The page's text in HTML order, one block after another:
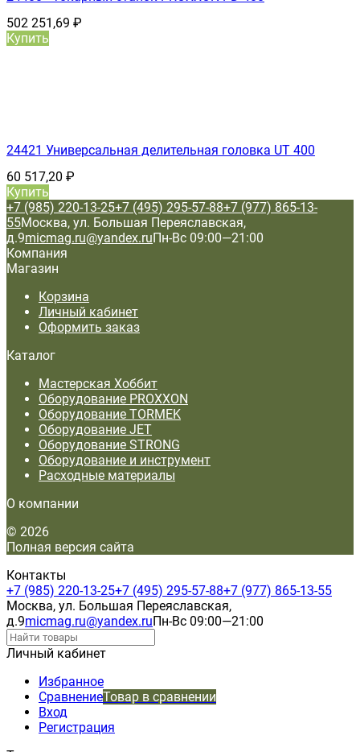
502 251,69 ₽
Купить
24421 Универсальная делительная головка UT 400
60 517,20 ₽
Купить
+7 (985) 220-13-25+7 (495) 295-57-88+7 (977) 865-13-
55Москва, ул. Большая Переяславская,
д.9micmag.ru@yandex.ruПн-Вс 09:00—21:00
Компания
Магазин
Корзина
Личный кабинет
Оформить заказ
Каталог
Мастерская Хоббит
Оборудование PROXXON
Оборудование TORMEK
Оборудование JET
Оборудование STRONG
Оборудование и инструмент
Расходные материалы
О компании
© 2026
Полная версия сайта
Контакты
+7 (985) 220-13-25+7 (495) 295-57-88+7 (977) 865-13-55
Москва, ул. Большая Переяславская,
д.9micmag.ru@yandex.ruПн-Вс 09:00—21:00
Личный кабинет
Избранное
СравнениеТовар в сравнении
Вход
Регистрация